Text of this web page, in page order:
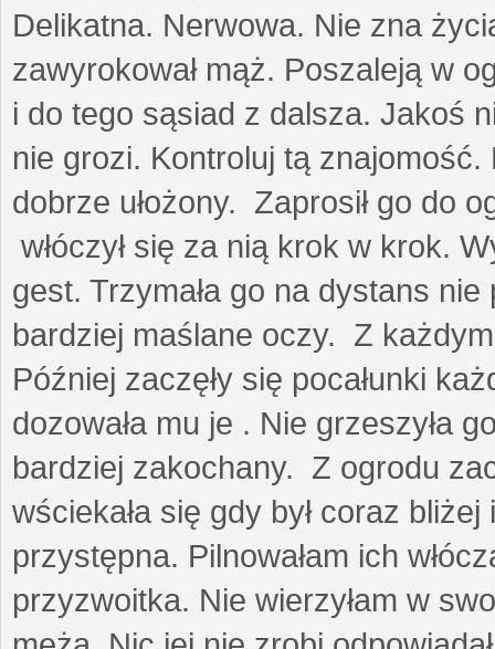
Delikatna. Nerwowa. Nie zna
zawyrokował mąż. Poszaleją w
i do tego sąsiad z dalsza. Jakoś
nie grozi. Kontroluj tą
dobrze ułożony. Zaprosił go do
włóczył się za nią krok w krok.
gest. Trzymała go na dystans
bardziej maślane oczy. Z
Później zaczęły się pocałunki
dozowała mu je . Nie grzeszyła
bardziej zakochany. Z ogrodu
wściekała się gdy był coraz
przystępna. Pilnowałam ich
przyzwoitka. Nie wierzyłam w